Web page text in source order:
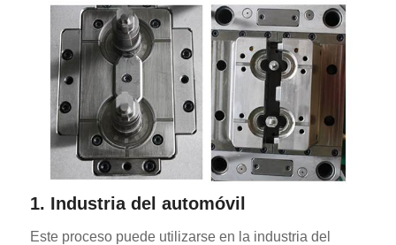
1. Industria del automóvil
Este proceso puede utilizarse en la industria del